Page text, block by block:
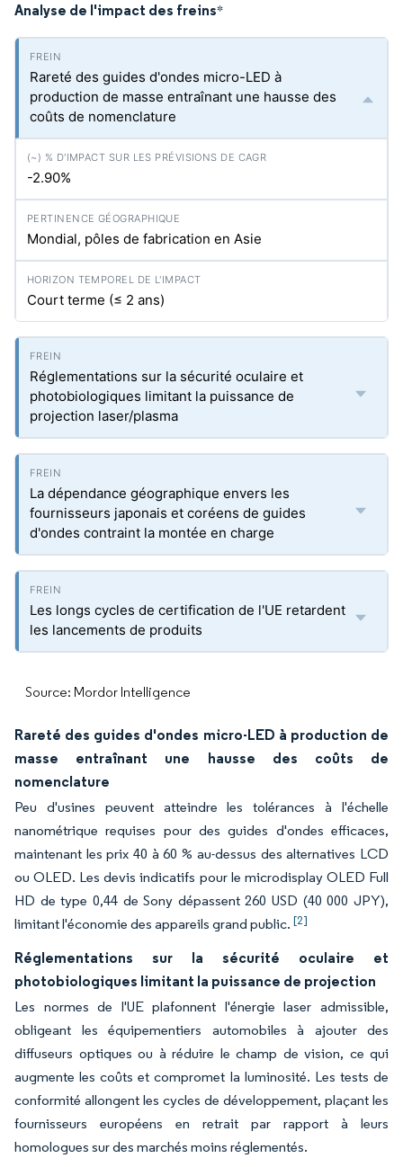
Analyse de l'impact des freins*
Rareté des guides d'ondes micro-LED à
production de masse entraînant une hausse des
coûts de nomenclature
-2.90%
Mondial, pôles de fabrication en Asie
Court terme (≤ 2 ans)
Réglementations sur la sécurité oculaire et
photobiologiques limitant la puissance de
projection laser/plasma
La dépendance géographique envers les
fournisseurs japonais et coréens de guides
d'ondes contraint la montée en charge
Les longs cycles de certification de l'UE retardent
les lancements de produits
Source: Mordor Intelligence
Rareté des guides d'ondes micro-LED à production de
masse entraînant une hausse des coûts de
nomenclature
Peu d'usines peuvent atteindre les tolérances à l'échelle
nanométrique requises pour des guides d'ondes efficaces,
maintenant les prix 40 à 60 % au-dessus des alternatives LCD
ou OLED. Les devis indicatifs pour le microdisplay OLED Full
HD de type 0,44 de Sony dépassent 260 USD (40 000 JPY),
limitant l'économie des appareils grand public. [2]
Réglementations sur la sécurité oculaire et
photobiologiques limitant la puissance de projection
Les normes de l'UE plafonnent l'énergie laser admissible,
obligeant les équipementiers automobiles à ajouter des
diffuseurs optiques ou à réduire le champ de vision, ce qui
augmente les coûts et compromet la luminosité. Les tests de
conformité allongent les cycles de développement, plaçant les
fournisseurs européens en retrait par rapport à leurs
homologues sur des marchés moins réglementés.